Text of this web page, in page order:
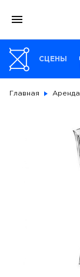
СЦЕНЫ
Главная Аренда